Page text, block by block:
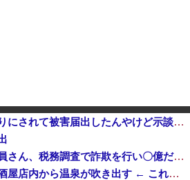
【衝撃】上司からタコ殴りにされて被害届出したんやけど示談金どれくらいいけそう？ｗｗｗｗｗ
【終わり】ガチの国税職員さん、税務調査で詐欺を行い〇億だまし取る他
【熊本地震】発生後に居酒屋店内から温泉が吹き出す ← これ前触れじゃね？